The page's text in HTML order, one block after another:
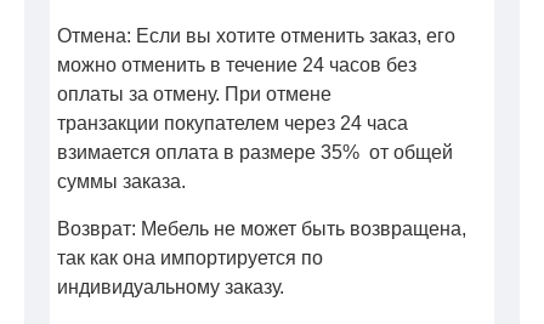
Отмена: Если вы хотите отменить заказ, его
можно отменить в течение 24 часов без
оплаты за отмену. При отмене
транзакции покупателем через 24 часа
взимается оплата в размере 35% от общей
суммы заказа.
Возврат: Мебель не может быть возвращена,
так как она импортируется по
индивидуальному заказу.